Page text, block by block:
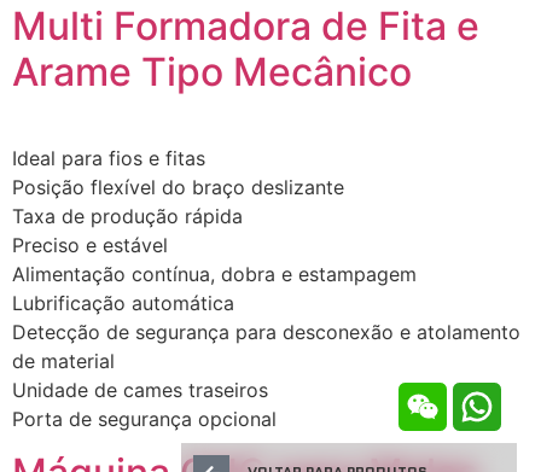
Multi Formadora de Fita e
Arame Tipo Mecânico
Ideal para fios e fitas
Posição flexível do braço deslizante
Taxa de produção rápida
Preciso e estável
Alimentação contínua, dobra e estampagem
Lubrificação automática
Detecção de segurança para desconexão e atolamento
de material
Unidade de cames traseiros
Porta de segurança opcional